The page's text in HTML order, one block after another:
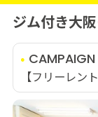
ジム付き大
CAMPAIGN
【フリーレン